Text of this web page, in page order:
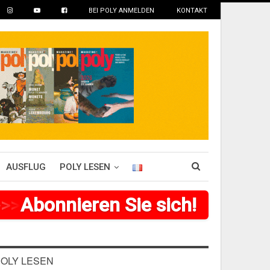
BEI POLY ANMELDEN KONTAKT
AUSFLUG POLY LESEN
>>>>> >>>
Abonnieren Sie sich!
LESEN